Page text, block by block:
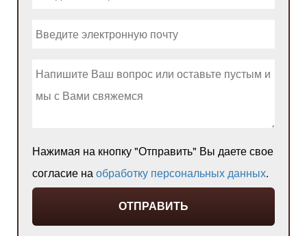
Нажимая на кнопку "Отправить" Вы даете свое
согласие на обработку персональных данных.